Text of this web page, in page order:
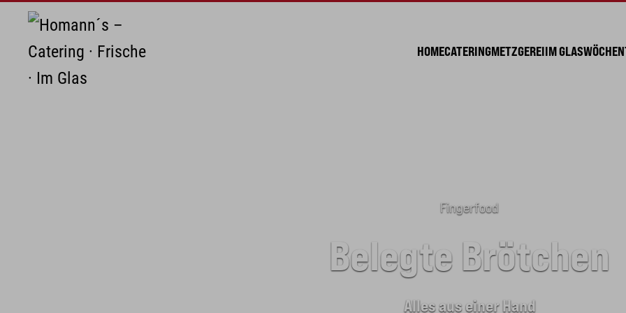
Zum Hauptinhalt springen
HOMECATERINGMETZGEREIIM GLAS
Fingerfood
Belegte Brötchen
Alles aus einer Hand